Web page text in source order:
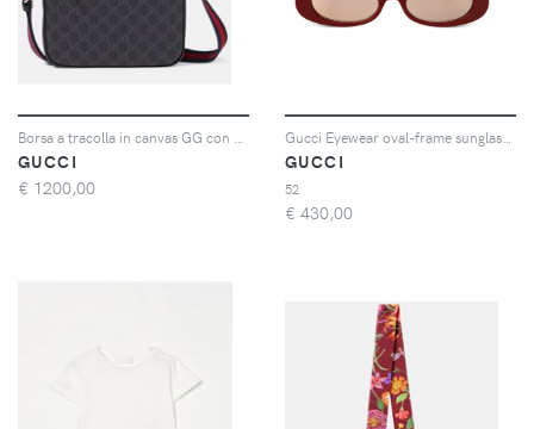
GUCCI
€ 1200,00
GUCCI
52
€ 430,00